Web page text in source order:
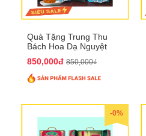
Quà Tặng Trung Thu
Bách Hoa Dạ Nguyệt
850,000đ 850,000₫
-0%